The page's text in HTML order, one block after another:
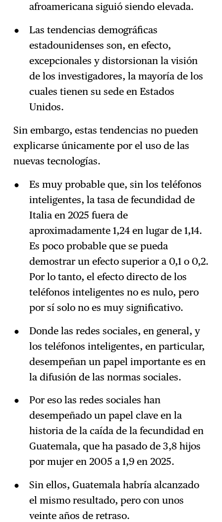
afroamericana siguió siendo elevada.
Las tendencias demográficas
estadounidenses son, en efecto,
excepcionales y distorsionan la visión
de los investigadores, la mayoría de los
cuales tienen su sede en Estados
Unidos.
Sin embargo, estas tendencias no pueden
explicarse únicamente por el uso de las
nuevas tecnologías.
Es muy probable que, sin los teléfonos
inteligentes, la tasa de fecundidad de
Italia en 2025 fuera de
aproximadamente 1,24 en lugar de 1,14.
Es poco probable que se pueda
demostrar un efecto superior a 0,1 o 0,2.
Por lo tanto, el efecto directo de los
teléfonos inteligentes no es nulo, pero
por sí solo no es muy significativo.
Donde las redes sociales, en general, y
los teléfonos inteligentes, en particular,
desempeñan un papel importante es en
la difusión de las normas sociales.
Por eso las redes sociales han
desempeñado un papel clave en la
historia de la caída de la fecundidad en
Guatemala, que ha pasado de 3,8 hijos
por mujer en 2005 a 1,9 en 2025.
Sin ellos, Guatemala habría alcanzado
el mismo resultado, pero con unos
veinte años de retraso.